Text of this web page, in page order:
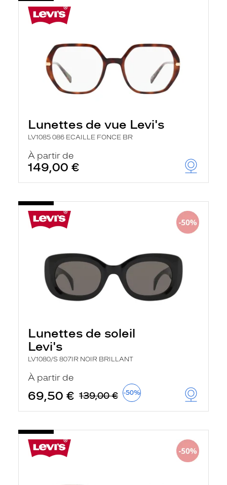
Lunettes de vue Levi's
LV1085 086 ECAILLE FONCE BR
À partir de
149,00 €
Lunettes de soleil
Levi's
LV1080/S 807IR NOIR BRILLANT
À partir de
69,50 € 139,00 € -50%